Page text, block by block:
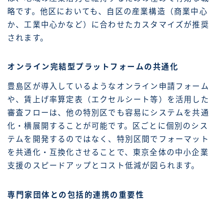
略です。他区においても、自区の産業構造（商業中心
か、工業中心かなど）に合わせたカスタマイズが推奨
されます。
オンライン完結型プラットフォームの共通化
豊島区が導入しているようなオンライン申請フォーム
や、賃上げ率算定表（エクセルシート等）を活用した
審査フローは、他の特別区でも容易にシステムを共通
化・横展開することが可能です。区ごとに個別のシス
テムを開発するのではなく、特別区間でフォーマット
を共通化・互換化させることで、東京全体の中小企業
支援のスピードアップとコスト低減が図られます。
専門家団体との包括的連携の重要性